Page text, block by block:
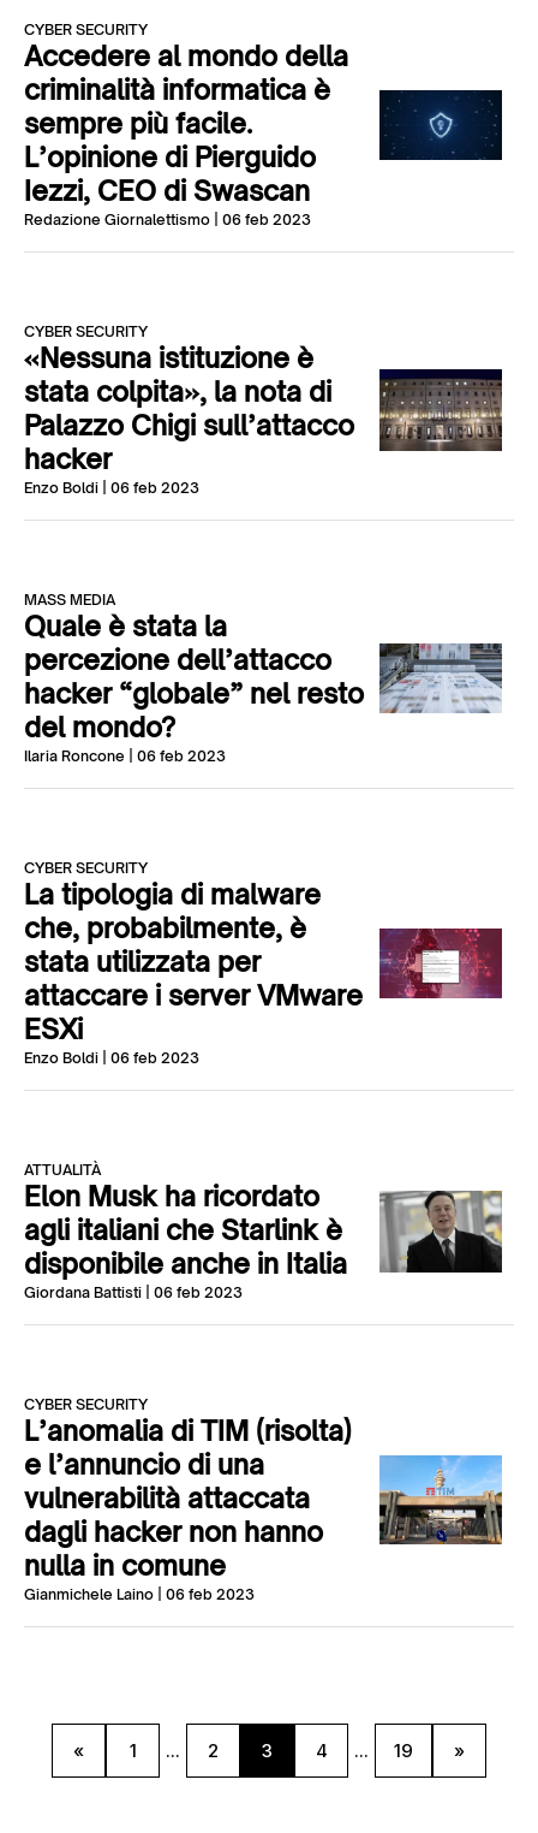
CYBER SECURITY
Accedere al mondo della
criminalità informatica è
sempre più facile.
L’opinione di Pierguido
Iezzi, CEO di Swascan
Redazione Giornalettismo | 06 feb 2023
CYBER SECURITY
«Nessuna istituzione è
stata colpita», la nota di
Palazzo Chigi sull’attacco
hacker
Enzo Boldi | 06 feb 2023
MASS MEDIA
Quale è stata la
percezione dell’attacco
hacker “globale” nel resto
del mondo?
Ilaria Roncone | 06 feb 2023
CYBER SECURITY
La tipologia di malware
che, probabilmente, è
stata utilizzata per
attaccare i server VMware
ESXi
Enzo Boldi | 06 feb 2023
ATTUALITÀ
Elon Musk ha ricordato
agli italiani che Starlink è
disponibile anche in Italia
Giordana Battisti | 06 feb 2023
CYBER SECURITY
L’anomalia di TIM (risolta)
e l’annuncio di una
vulnerabilità attaccata
dagli hacker non hanno
nulla in comune
Gianmichele Laino | 06 feb 2023
« 1 ... 2 3 4 ... 19 »